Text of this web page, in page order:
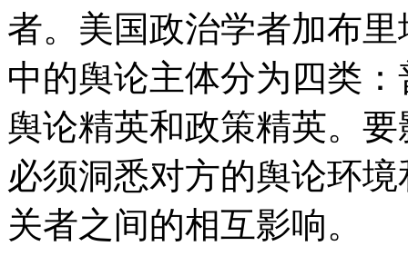
者。美国政治学者加布
中的舆论主体分为四类
舆论精英和政策精英。
必须洞悉对方的舆论环
关者之间的相互影响。